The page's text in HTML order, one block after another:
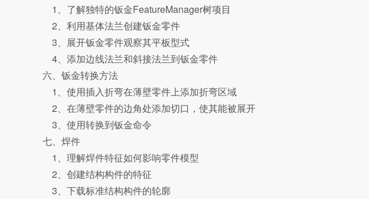
1、了解独特的钣金FeatureManager树项目
2、利用基体法兰创建钣金零件
3、展开钣金零件观察其平板型式
4、添加边线法兰和斜接法兰到钣金零件
六、钣金转换方法
1、使用插入折弯在薄壁零件上添加折弯区域
2、在薄壁零件的边角处添加切口，使其能被展开
3、使用转换到钣金命令
七、焊件
1、理解焊件特征如何影响零件模型
2、创建结构构件的特征
3、下载标准结构构件的轮廓